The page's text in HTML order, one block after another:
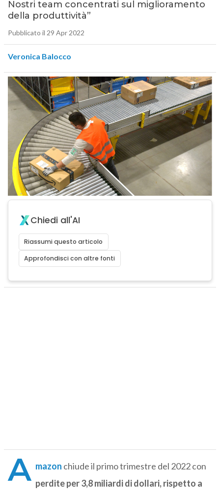
Nostri team concentrati sul miglioramento
della produttività”
Pubblicato il 29 Apr 2022
Veronica Balocco
Chiedi all'AI
Riassumi questo articolo
Approfondisci con altre fonti
A mazon chiude il primo trimestre del 2022 con
perdite per 3,8 miliardi di dollari, rispetto a